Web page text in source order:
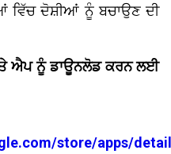
ਵਿੱਚ ਦੋਸ਼ੀਆਂ ਨੂੰ ਬਚਾਉਣ ਦੀ
ਐਪ ਨੂੰ ਡਾਊਨਲੋਡ ਕਰਨ ਲਈ
store/apps/